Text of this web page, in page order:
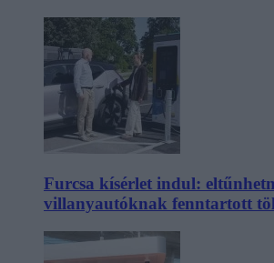
Furcsa kísérlet indul:
villanyautóknak fenntartott